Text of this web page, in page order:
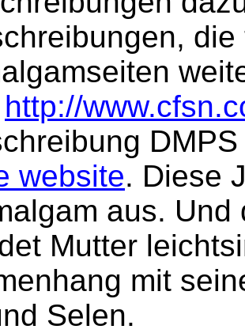
http://
website. Diese
aus. Und
Mutter
mit
Selen.